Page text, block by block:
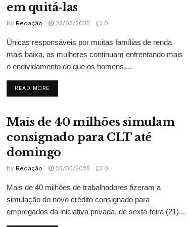
em quitá-las
by Redação 23/03/2025 0
Únicas responsáveis por muitas famílias de renda
mais baixa, as mulheres continuam enfrentando mais
o endividamento do que os homens,...
READ MOREDETAILS
Mais de 40 milhões simulam
consignado para CLT até
domingo
by Redação 23/03/2025 0
Mais de 40 milhões de trabalhadores fizeram a
simulação do novo crédito consignado para
empregados da iniciativa privada, de sexta-feira (21)...